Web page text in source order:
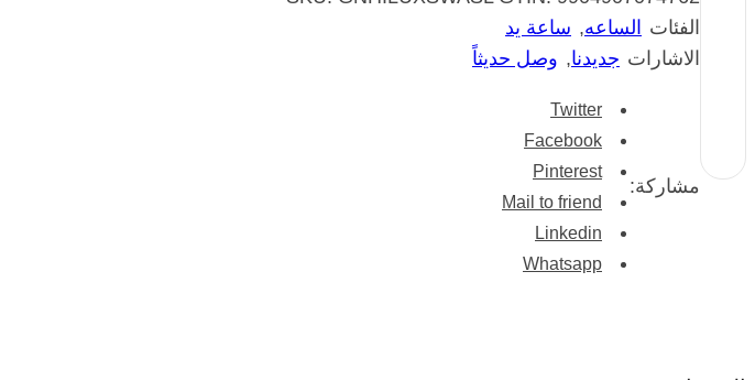
الفئات
الساعه, ساعة يد
الاشارات جديدنا, وصل حديثاً
مشاركة:
Twitter
Facebook
Pinterest
Mail to friend
Linkedin
Whatsapp